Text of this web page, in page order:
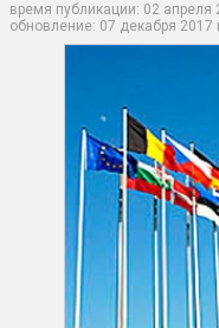
время публикации: 02 апреля
обновление: 07 декабря 2017